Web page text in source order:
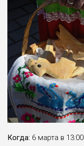
Когда: 6 марта в 13:00